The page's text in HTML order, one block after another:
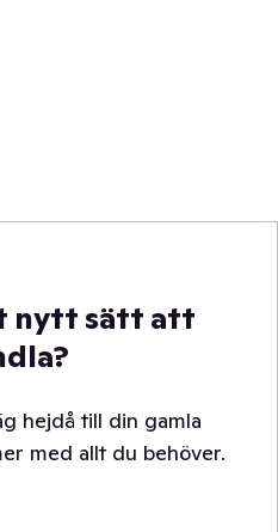
nytt sätt att
hejdå till din gamla
med allt du behöver.